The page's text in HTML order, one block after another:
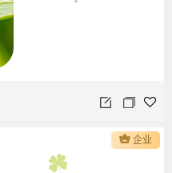
企业